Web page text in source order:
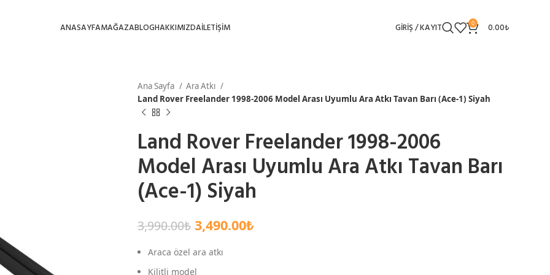
ANASAYFAMAĞAZABLOGHAKKIMIZDAİLETİŞİM GIRIŞ / KAYIT 0 0.00₺
Ana Sayfa
Ara Atkı
Land Rover Freelander 1998-2006 Model Arası Uyumlu Ara Atkı Tavan Barı (Ace-1) Siyah
Land Rover Freelander 1998-2006
Model Arası Uyumlu Ara Atkı Tavan Barı
(Ace-1) Siyah
3,990.00₺ 3,490.00₺
Araca özel ara atkı
Kilitli model